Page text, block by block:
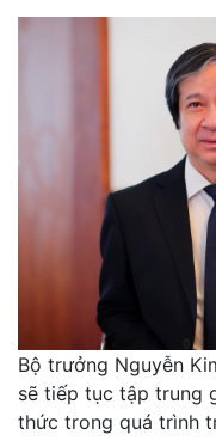
Bộ trưởng Nguyễn
sẽ tiếp tục tập trung
thức trong quá trình